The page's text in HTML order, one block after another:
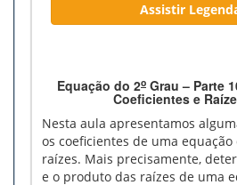
Assistir
Equação do 2o Grau – Parte
Coeficientes e
Nesta aula apresentamos
os coeficientes de uma equação
raízes. Mais precisamente,
e o produto das raízes de uma